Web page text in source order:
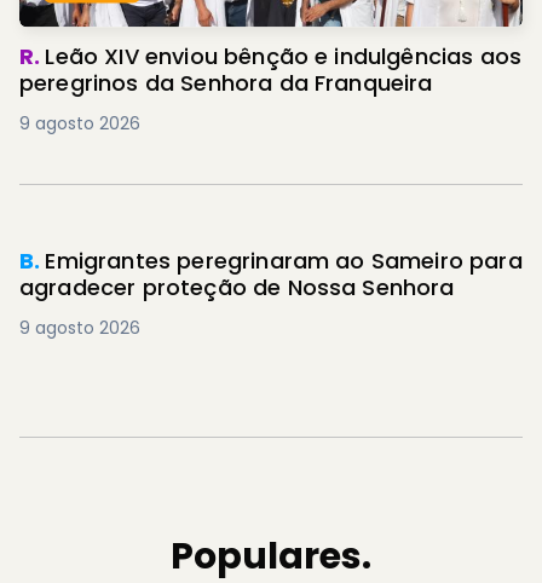
R. Leão XIV enviou bênção e indulgências aos
peregrinos da Senhora da Franqueira
9 agosto 2026
B. Emigrantes peregrinaram ao Sameiro para
agradecer proteção de Nossa Senhora
9 agosto 2026
Populares.